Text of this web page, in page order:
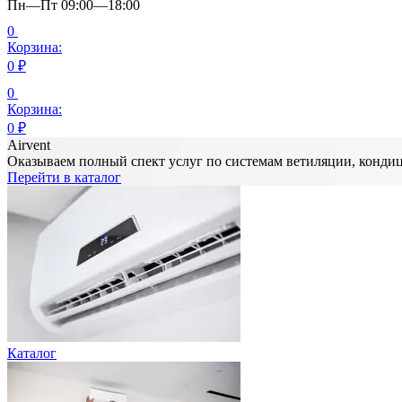
Пн—Пт 09:00—18:00
0
Корзина:
0 ₽
0
Корзина:
0 ₽
Airvent
Оказываем полный спект услуг по системам ветиляции,
Перейти в каталог
Каталог